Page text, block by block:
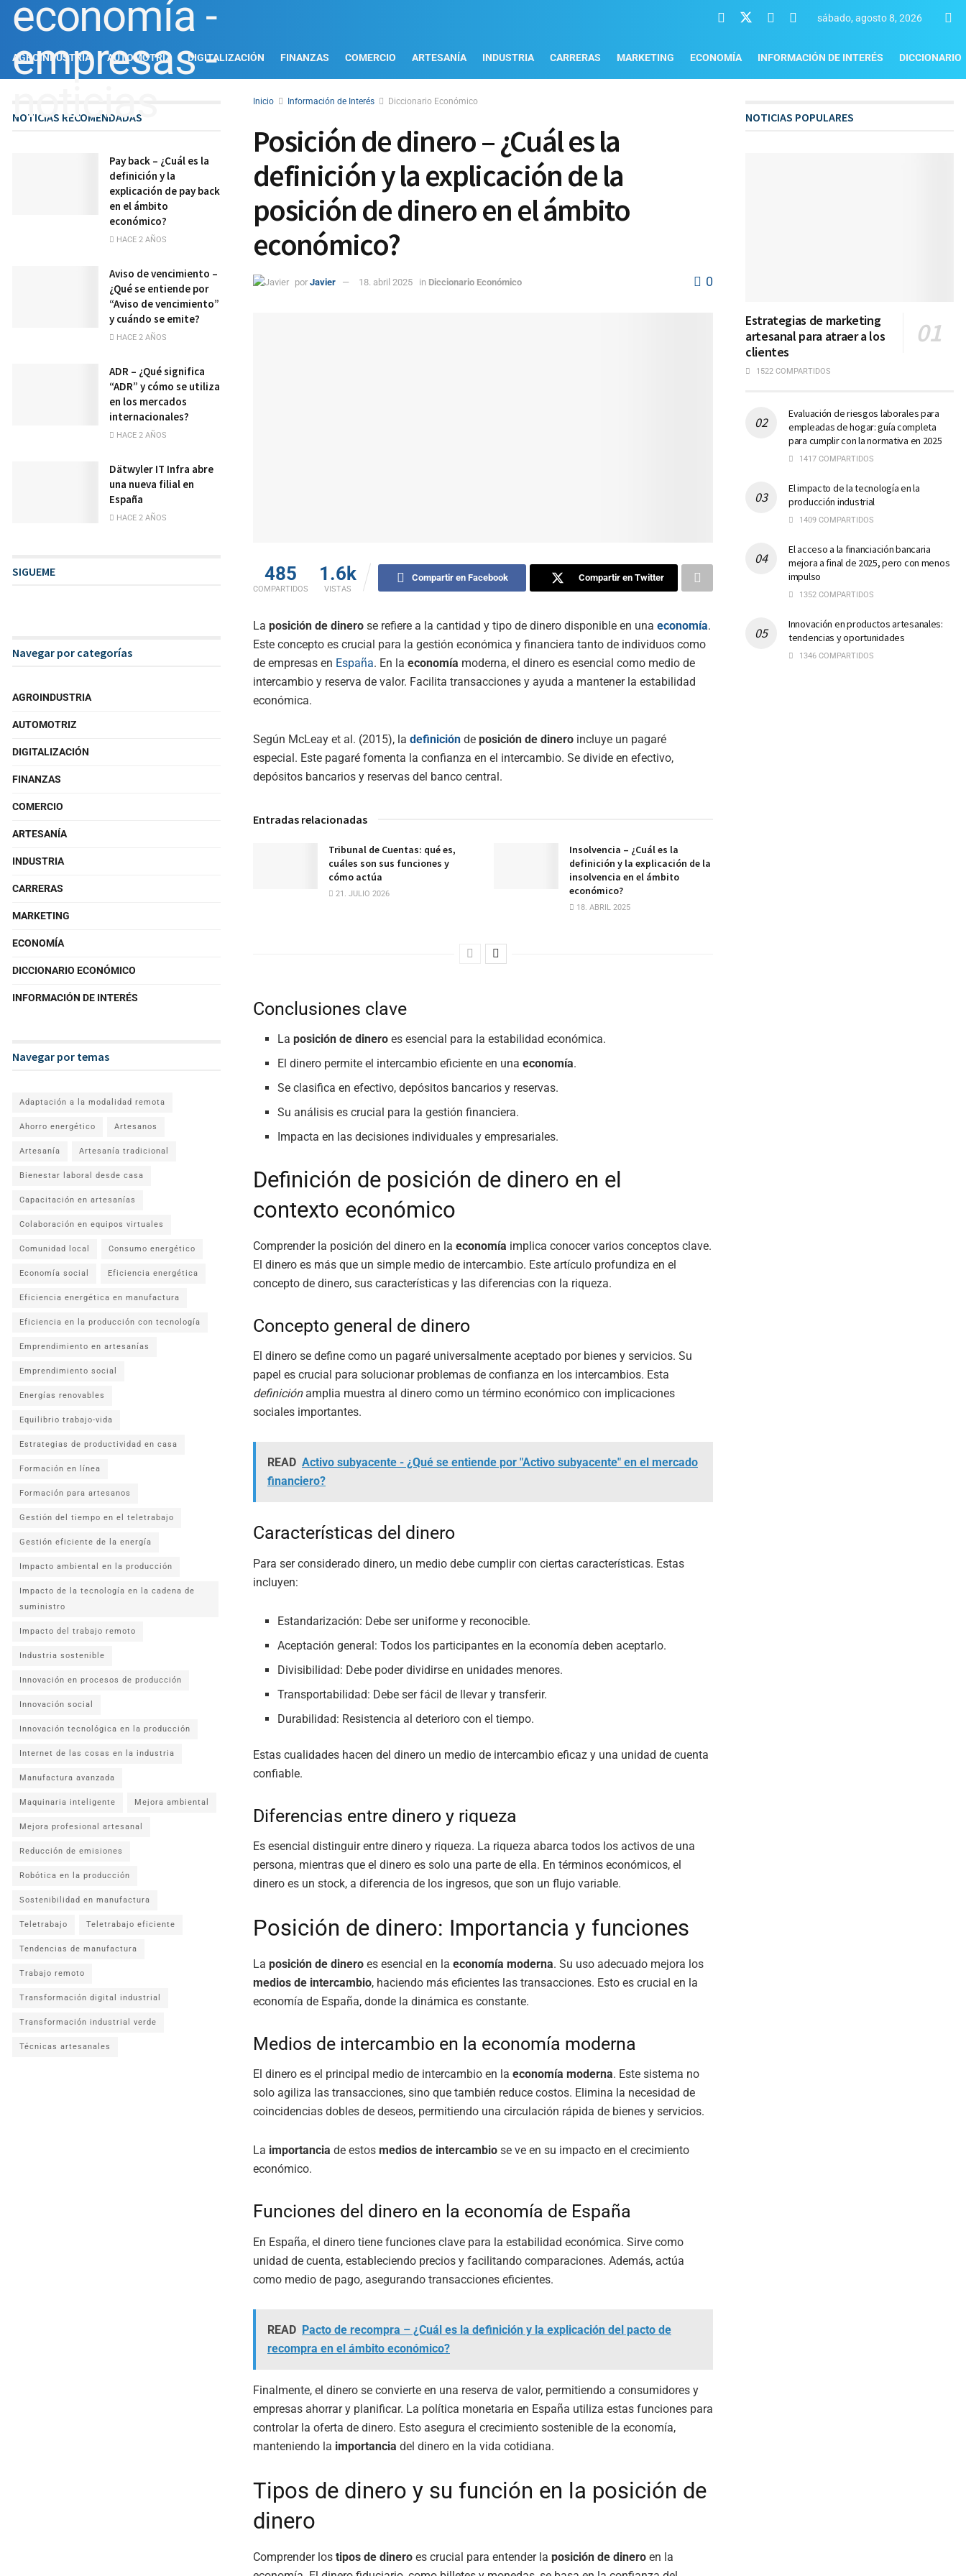
sábado, agosto 8, 2026
AGROINDUSTRIA AUTOMOTRIZ DIGITALIZACIÓN FINANZAS COMERCIO ARTESANÍA INDUSTRIA CARRERAS MARKETING ECONOMÍA INFORMACIÓN DE INTERÉS DICCIONARIO
Inicio Información de Interés Diccionario Económico
Posición de dinero – ¿Cuál es la
definición y la explicación de la
posición de dinero en el ámbito
económico?
por Javier 18. abril 2025 in Diccionario Económico 0
485
COMPARTIDOS
1.6k
VISTAS
Compartir en Facebook Compartir en Twitter
La posición de dinero se refiere a la cantidad y tipo de dinero disponible en una economía.
Este concepto es crucial para la gestión económica y financiera tanto de individuos como
de empresas en España. En la economía moderna, el dinero es esencial como medio de
intercambio y reserva de valor. Facilita transacciones y ayuda a mantener la estabilidad
económica.
Según McLeay et al. (2015), la definición de posición de dinero incluye un pagaré
especial. Este pagaré fomenta la confianza en el intercambio. Se divide en efectivo,
depósitos bancarios y reservas del banco central.
Entradas relacionadas
Tribunal de Cuentas: qué es,
cuáles son sus funciones y
cómo actúa
21. JULIO 2026
Insolvencia – ¿Cuál es la
definición y la explicación de la
insolvencia en el ámbito
económico?
18. ABRIL 2025
Conclusiones clave
Laposición de dinero es esencial para la estabilidad económica.
El dinero permite el intercambio eficiente en unaeconomía.
Se clasifica en efectivo, depósitos bancarios y reservas.
Su análisis es crucial para la gestión financiera.
Impacta en las decisiones individuales y empresariales.
Definición de posición de dinero en el
contexto económico
Comprender la posición del dinero en la economía implica conocer varios conceptos clave.
El dinero es más que un simple medio de intercambio. Este artículo profundiza en el
concepto de dinero, sus características y las diferencias con la riqueza.
Concepto general de dinero
El dinero se define como un pagaré universalmente aceptado por bienes y servicios. Su
papel es crucial para solucionar problemas de confianza en los intercambios. Esta
definiciónamplia muestra al dinero como un término económico con implicaciones
sociales importantes.
READ Activo subyacente - ¿Qué se entiende por "Activo subyacente" en el mercado
financiero?
Características del dinero
Para ser considerado dinero, un medio debe cumplir con ciertas características. Estas
incluyen:
Estandarización: Debe ser uniforme y reconocible.
Aceptación general: Todos los participantes en la economía deben aceptarlo.
Divisibilidad: Debe poder dividirse en unidades menores.
Transportabilidad: Debe ser fácil de llevar y transferir.
Durabilidad: Resistencia al deterioro con el tiempo.
Estas cualidades hacen del dinero un medio de intercambio eficaz y una unidad de cuenta
confiable.
Diferencias entre dinero y riqueza
Es esencial distinguir entre dinero y riqueza. La riqueza abarca todos los activos de una
persona, mientras que el dinero es solo una parte de ella. En términos económicos, el
dinero es un stock, a diferencia de los ingresos, que son un flujo variable.
Posición de dinero: Importancia y funciones
La posición de dinero es esencial en la economía moderna. Su uso adecuado mejora los
medios de intercambio, haciendo más eficientes las transacciones. Esto es crucial en la
economía de España, donde la dinámica es constante.
Medios de intercambio en la economía moderna
El dinero es el principal medio de intercambio en la economía moderna. Este sistema no
solo agiliza las transacciones, sino que también reduce costos. Elimina la necesidad de
coincidencias dobles de deseos, permitiendo una circulación rápida de bienes y servicios.
La importancia de estos medios de intercambio se ve en su impacto en el crecimiento
económico.
Funciones del dinero en la economía de España
En España, el dinero tiene funciones clave para la estabilidad económica. Sirve como
unidad de cuenta, estableciendo precios y facilitando comparaciones. Además, actúa
como medio de pago, asegurando transacciones eficientes.
READ Pacto de recompra – ¿Cuál es la definición y la explicación del pacto de
recompra en el ámbito económico?
Finalmente, el dinero se convierte en una reserva de valor, permitiendo a consumidores y
empresas ahorrar y planificar. La política monetaria en España utiliza estas funciones para
controlar la oferta de dinero. Esto asegura el crecimiento sostenible de la economía,
manteniendo la importancia del dinero en la vida cotidiana.
Tipos de dinero y su función en la posición de
dinero
Comprender los tipos de dinero es crucial para entender la posición de dinero en la
NOTICIAS RECOMENDADAS
Pay back – ¿Cuál es la
definición y la
explicación de pay back
en el ámbito
económico?
HACE 2 AÑOS
Aviso de vencimiento –
¿Qué se entiende por
“Aviso de vencimiento”
y cuándo se emite?
HACE 2 AÑOS
ADR – ¿Qué significa
“ADR” y cómo se utiliza
en los mercados
internacionales?
HACE 2 AÑOS
Dätwyler IT Infra abre
una nueva filial en
España
HACE 2 AÑOS
SIGUEME
Navegar por categorías
AGROINDUSTRIA
AUTOMOTRIZ
DIGITALIZACIÓN
FINANZAS
COMERCIO
ARTESANÍA
INDUSTRIA
CARRERAS
MARKETING
ECONOMÍA
DICCIONARIO ECONÓMICO
INFORMACIÓN DE INTERÉS
Navegar por temas
Adaptación a la modalidad remota
Ahorro energético Artesanos
Artesanía Artesanía tradicional
Bienestar laboral desde casa
Capacitación en artesanías
Colaboración en equipos virtuales
Comunidad local Consumo energético
Economía social Eficiencia energética
Eficiencia energética en manufactura
Eficiencia en la producción con tecnología
Emprendimiento en artesanías
Emprendimiento social
Energías renovables
Equilibrio trabajo-vida
Estrategias de productividad en casa
Formación en línea
Formación para artesanos
Gestión del tiempo en el teletrabajo
Gestión eficiente de la energía
Impacto ambiental en la producción
Impacto de la tecnología en la cadena de
suministro
Impacto del trabajo remoto
Industria sostenible
Innovación en procesos de producción
Innovación social
Innovación tecnológica en la producción
Internet de las cosas en la industria
Manufactura avanzada
Maquinaria inteligente Mejora ambiental
Mejora profesional artesanal
Reducción de emisiones
Robótica en la producción
Sostenibilidad en manufactura
Teletrabajo Teletrabajo eficiente
Tendencias de manufactura
Trabajo remoto
Transformación digital industrial
Transformación industrial verde
Técnicas artesanales
NOTICIAS POPULARES
Estrategias de marketing
artesanal para atraer a los
clientes
1522 COMPARTIDOS
Evaluación de riesgos laborales para
empleadas de hogar: guía completa
para cumplir con la normativa en 2025
1417 COMPARTIDOS
El impacto de la tecnología en la
producción industrial
1409 COMPARTIDOS
El acceso a la financiación bancaria
mejora a final de 2025, pero con menos
impulso
1352 COMPARTIDOS
Innovación en productos artesanales:
tendencias y oportunidades
1346 COMPARTIDOS